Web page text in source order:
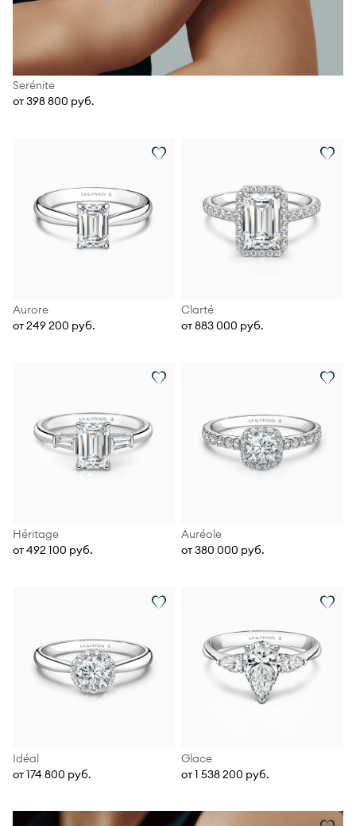
Serénite
от 398 800 руб.
Aurore
от 249 200 руб.
Clarté
от 883 000 руб.
Héritage
от 492 100 руб.
Auréole
от 380 000 руб.
Idéal
от 174 800 руб.
Glace
от 1 538 200 руб.